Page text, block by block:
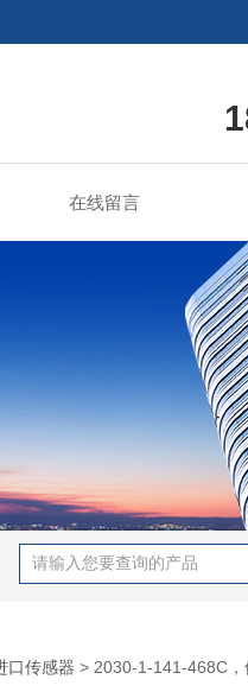
在线留言
口传感器 > 2030-1-141-468C，供